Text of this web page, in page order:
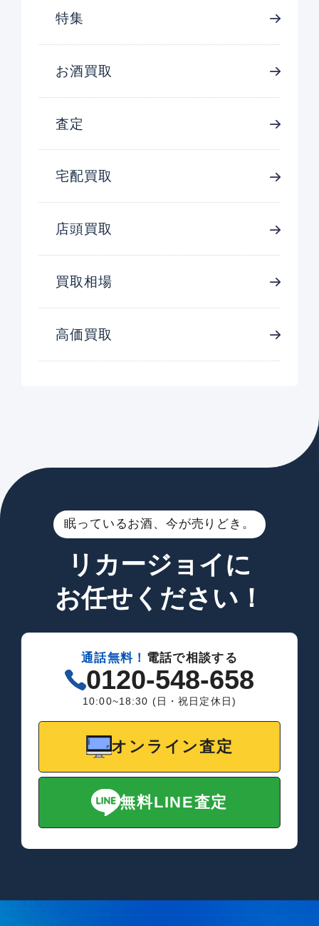
特集
お酒買取
査定
宅配買取
店頭買取
買取相場
高価買取
眠っているお酒、今が売りどき。
リカージョイに
お任せください！
通話無料！ 電話で相談する
0120-548-658
10:00~18:30 (日・祝日定休日)
オンライン査定
無料LINE査定